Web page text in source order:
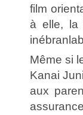
film
à elle, la
Même si
Kanai
aux